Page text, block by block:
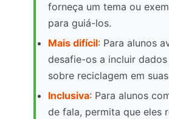
forneça um tema ou
para guiá-los.
Mais difícil: Para alunos
desafie-os a incluir
sobre reciclagem em
Inclusiva: Para alunos
de fala, permita que eles